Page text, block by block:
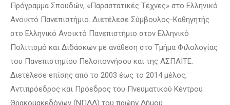
Πρόγραμμα Σπουδών, «Παραστατικές Τέχνες» στο Ελληνικό
Ανοικτό Πανεπιστήμιο. Διετέλεσε Σύμβουλος-Καθηγητής
στο Ελληνικό Ανοικτό Πανεπιστήμιο στον Ελληνικό
Πολιτισμό και Διδάσκων με ανάθεση στο Τμήμα Φιλολογίας
του Πανεπιστημίου Πελοποννήσου και της ΑΣΠΑΙΤΕ.
Διετέλεσε επίσης από το 2003 έως το 2014 μέλος,
Αντιπρόεδρος και Πρόεδρος του Πνευματικού Κέντρου
Θρακομακεδόνων (ΝΠΔΔ) του πρώην Δήμου